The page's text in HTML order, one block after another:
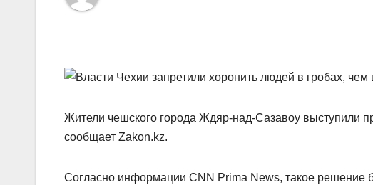
Жители чешского города Ждяр-над-Сазавоу выступили
сообщает Zakon.kz.
Согласно информации CNN Prima News, такое решение